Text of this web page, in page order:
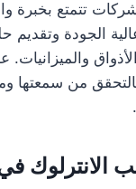
تتمتع بخبرة
الجودة وتقديم
والميزانيات.
من سمعتها
الانترلوك